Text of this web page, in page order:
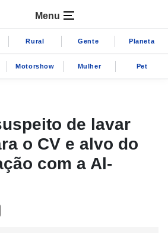
Menu
Rural Gente Planeta
Motorshow Mulher Pet
de lavar
o CV e alvo do
com a Al-